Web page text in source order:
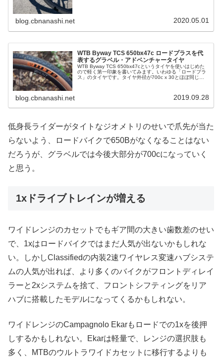
blog.cbnanashi.net 2020.05.01
WTB Byway TCS 650bx47c ロードプラスを代
表するグラベル・アドベンチャータイヤ
WTB Byway TCS 650bx47cというタイヤを使いはじめた
ので軽く第一印象を書いてみます。いわゆる「ロードプラ
ス」のタイヤです。タイヤ外径が700c x 30とほぼ同じで
blog.cbnanashi.net 2019.09.28
低身長ライダーがタイトなジオメトリのせいで爪先が当た
らないよう、ロードバイクで650Bがなくなることはない
だろうが、グラベルでは今後大部分が700cになっていく
と思う。
1xドライブトレインが増える
ワイドレンジのカセットでもギア間の大きい歯数差のせい
で、1xはロードバイクではまだ人気が出ないかもしれな
い。しかしClassifiedの内装2速ワイヤレス変速ハブシステ
ムの人気が出れば、より多くのバイクがフロントディレイ
ラーと2xシステムを捨て、フロントシフティングをリア
ハブに搭載したモデルになってくるかもしれない。
ワイドレンジのCampagnolo Ekarもロードでの1xを後押
しするかもしれない。Ekarは軽量で、レンジの選択肢も
多く、MTBのウルトラワイドカセットに移行するよりも